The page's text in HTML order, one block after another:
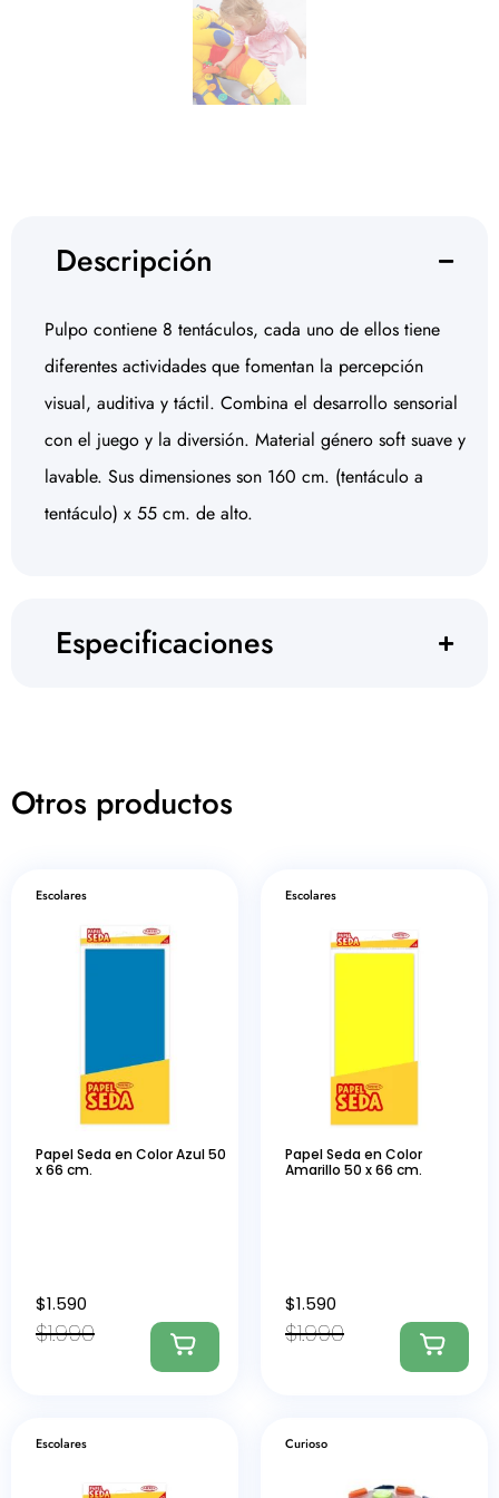
Descripción
Pulpo contiene 8 tentáculos, cada uno de ellos tiene
diferentes actividades que fomentan la percepción
visual, auditiva y táctil. Combina el desarrollo sensorial
con el juego y la diversión. Material género soft suave y
lavable. Sus dimensiones son 160 cm. (tentáculo a
tentáculo) x 55 cm. de alto.
Especificaciones
Otros productos
Escolares
Papel Seda en Color Azul 50
x 66 cm.
$1.990
$1.590
Escolares
Papel Seda en Color
Amarillo 50 x 66 cm.
$1.990
$1.590
Escolares Curioso